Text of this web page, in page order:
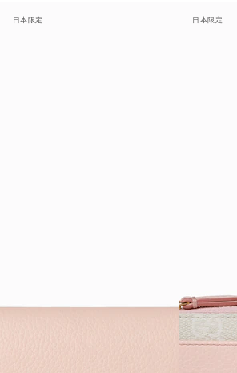
日本限定 日本限定